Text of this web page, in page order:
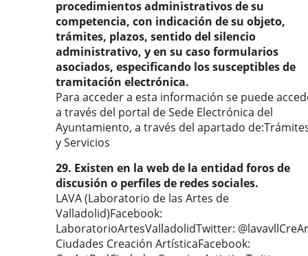
procedimientos administrativos de su
competencia, con indicación de su objeto,
trámites, plazos, sentido del silencio
administrativo, y en su caso formularios
asociados, especificando los susceptibles de
tramitación electrónica.
Para acceder a esta información se puede
a través del portal de Sede Electrónica del
Ayuntamiento, a través del apartado
y Servicios
29. Existen en la web de la entidad foros de
discusión o perfiles de redes sociales.
LAVA (Laboratorio de las Artes de
Valladolid)Facebook:
LaboratorioArtesValladolidTwitter:
Ciudades Creación ArtísticaFacebook: